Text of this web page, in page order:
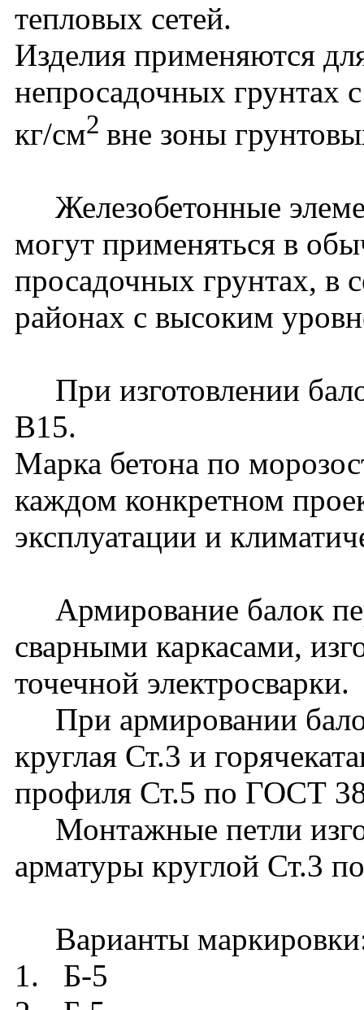
тепловых сетей.
Изделия применяются
непросадочных грунтах
кг/см2 вне зоны
Железобетонные
могут применяться в
просадочных грунтах, в
районах с высоким
При изготовлении
В15.
Марка бетона по
каждом конкретном
эксплуатации и
Армирование балок
сварными каркасами,
точечной электросварки.
При армировании
круглая Ст.3 и
профиля Ст.5 по ГОСТ
Монтажные петли
арматуры круглой Ст.3
Варианты
1. Б-5